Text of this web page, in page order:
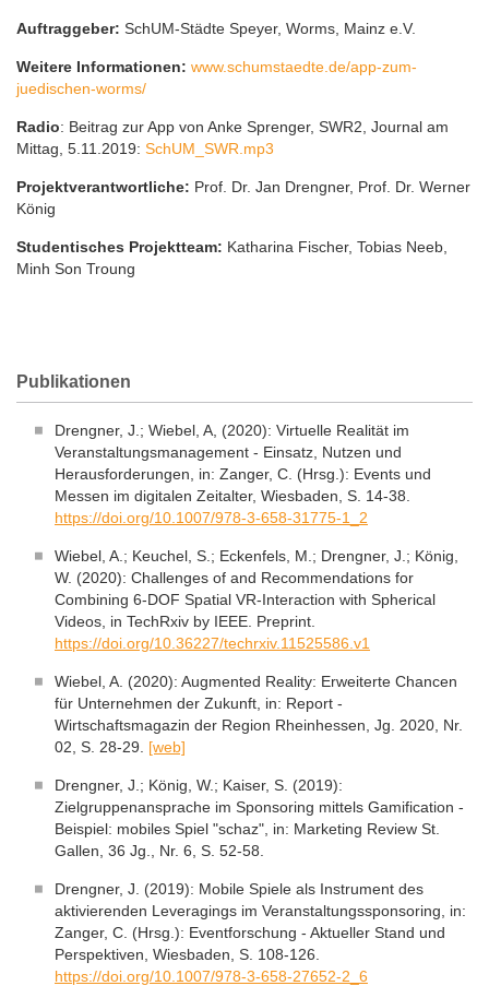
Auftraggeber: SchUM-Städte Speyer, Worms, Mainz e.V.
Weitere Informationen: www.schumstaedte.de/app-zum-
juedischen-worms/
Radio: Beitrag zur App von Anke Sprenger, SWR2, Journal am
Mittag, 5.11.2019: SchUM_SWR.mp3
Projektverantwortliche: Prof. Dr. Jan Drengner, Prof. Dr. Werner
König
Studentisches Projektteam: Katharina Fischer, Tobias Neeb,
Minh Son Troung
Publikationen
Drengner, J.; Wiebel, A, (2020): Virtuelle Realität im
Veranstaltungsmanagement - Einsatz, Nutzen und
Herausforderungen, in: Zanger, C. (Hrsg.): Events und
Messen im digitalen Zeitalter, Wiesbaden, S. 14-38.
https://doi.org/10.1007/978-3-658-31775-1_2
Wiebel, A.; Keuchel, S.; Eckenfels, M.; Drengner, J.; König,
W. (2020): Challenges of and Recommendations for
Combining 6-DOF Spatial VR-Interaction with Spherical
Videos, in TechRxiv by IEEE. Preprint.
https://doi.org/10.36227/techrxiv.11525586.v1
Wiebel, A. (2020): Augmented Reality: Erweiterte Chancen
für Unternehmen der Zukunft, in: Report -
Wirtschaftsmagazin der Region Rheinhessen, Jg. 2020, Nr.
02, S. 28-29. [web]
Drengner, J.; König, W.; Kaiser, S. (2019):
Zielgruppenansprache im Sponsoring mittels Gamification -
Beispiel: mobiles Spiel "schaz", in: Marketing Review St.
Gallen, 36 Jg., Nr. 6, S. 52-58.
Drengner, J. (2019): Mobile Spiele als Instrument des
aktivierenden Leveragings im Veranstaltungssponsoring, in:
Zanger, C. (Hrsg.): Eventforschung - Aktueller Stand und
Perspektiven, Wiesbaden, S. 108-126.
https://doi.org/10.1007/978-3-658-27652-2_6